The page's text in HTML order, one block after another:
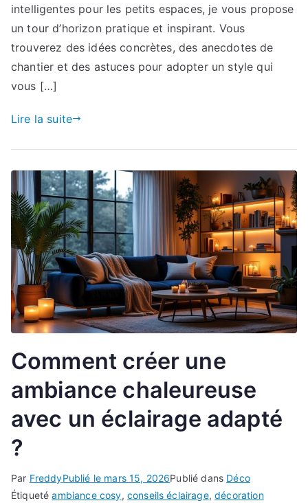
intelligentes pour les petits espaces, je vous propose
un tour d’horizon pratique et inspirant. Vous
trouverez des idées concrètes, des anecdotes de
chantier et des astuces pour adopter un style qui
vous […]
Lire la suite
Comment créer une
ambiance chaleureuse
avec un éclairage adapté
?
Par FreddyPublié le mars 15, 2026Publié dans Déco
Étiquetéambiance cosy, conseils éclairage,décoration